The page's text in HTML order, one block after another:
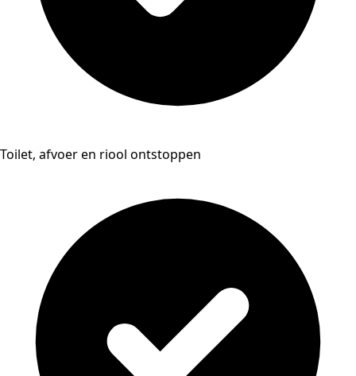
Toilet, afvoer en riool ontstoppen